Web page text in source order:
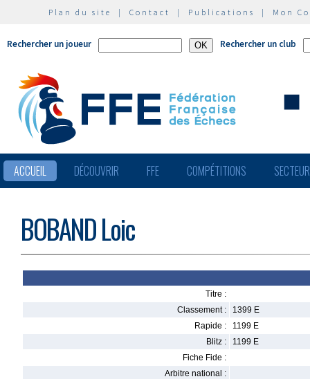
Plan du site | Contact | Publications | Mon
Rechercher un joueur Rechercher un club
ACCUEIL DÉCOUVRIR FFE COMPÉTITIONS
BOBAND Loic
Titre :
Classement :
1399 E
Rapide :
1199 E
Blitz :
1199 E
Fiche Fide :
Arbitre national :